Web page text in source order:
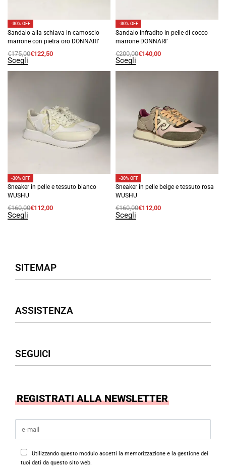
-30% OFF
Sandalo alla schiava in camoscio
marrone con pietra oro DONNARI’
€175,00€122,50
Scegli
-30% OFF
Sandalo infradito in pelle di cocco
marrone DONNARI’
€200,00€140,00
Scegli
-30% OFF
Sneaker in pelle e tessuto bianco
WUSHU
€160,00€112,00
Scegli
-30% OFF
Sneaker in pelle beige e tessuto rosa
WUSHU
€160,00€112,00
Scegli
SITEMAP
Donna
Borse
ASSISTENZA
Termini & Condizioni
SEGUICI
Instagram
REGISTRATI ALLA NEWSLETTER
Utilizzando questo modulo accetti la memorizzazione e la gestione dei
tuoi dati da questo sito web.